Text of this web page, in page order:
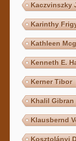
Kaczvinszky
Karinthy
Kathleen
Kenneth E.
Kerner Tibor
Khalil Gibran
Klausbernd
Kosztolányi